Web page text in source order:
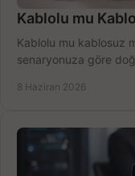
Kablolu mu
Kablolu mu kablosuz
senaryonuza göre
8 Haziran 2026